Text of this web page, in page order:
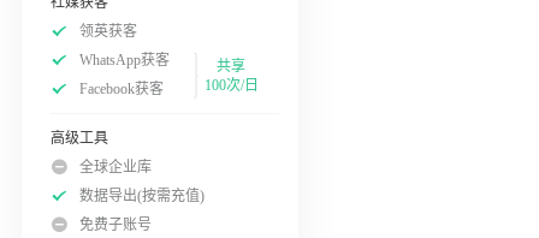
领英获客
WhatsApp获客
Facebook获客
共享
100次/日
高级工具
全球企业库
数据导出(按需充值)
免费子账号